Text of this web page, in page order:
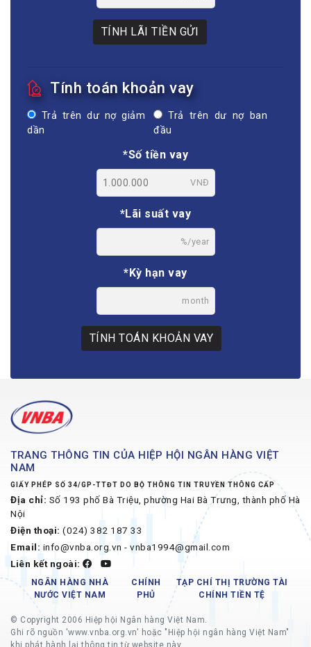
TÍNH LÃI TIỀN GỬI
Tính toán khoản vay
Trả trên dư nợ giảm
dần
Trả trên dư nợ ban
đầu
*Số tiền vay
VNĐ
*Lãi suất vay
%/year
*Kỳ hạn vay
month
TÍNH TOÁN KHOẢN VAY
TRANG THÔNG TIN CỦA HIỆP HỘI NGÂN HÀNG VIỆT
NAM
GIẤY PHÉP SỐ 34/GP-TTĐT DO BỘ THÔNG TIN TRUYỀN THÔNG CẤP
Địa chỉ: Số 193 phố Bà Triệu, phường Hai Bà Trưng, thành phố Hà
Nội
Điện thoại: (024) 382 187 33
Email: info@vnba.org.vn - vnba1994@gmail.com
Liên kết ngoài:
NGÂN HÀNG NHÀ
NƯỚC VIỆT NAM
CHÍNH
PHỦ
TẠP CHÍ THỊ TRƯỜNG TÀI
CHÍNH TIỀN TỆ
© Copyright 2006 Hiệp hội Ngân hàng Việt Nam.
Ghi rõ nguồn 'www.vnba.org.vn' hoặc "Hiệp hội ngân hàng Việt Nam"